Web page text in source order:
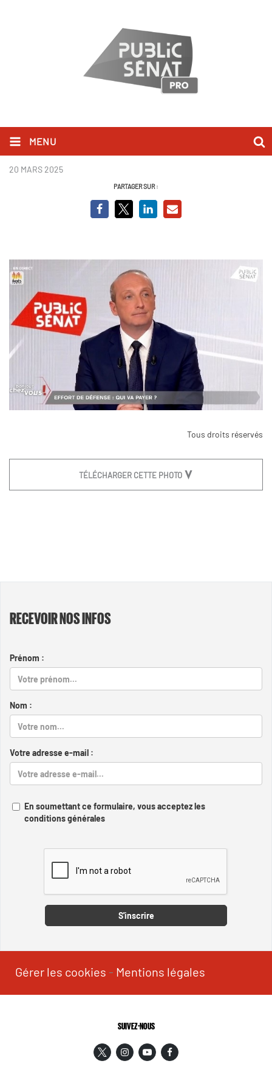
MENU
Laurent Marcangeli.jpg
20 MARS 2025
PARTAGER SUR :
Tous droits réservés
TÉLÉCHARGER CETTE PHOTO
RECEVOIR NOS INFOS
Prénom :
Nom :
Votre adresse e-mail :
En soumettant ce formulaire, vous acceptez les
conditions générales
S'inscrire
Gérer les cookies - Mentions légales
SUIVEZ-NOUS